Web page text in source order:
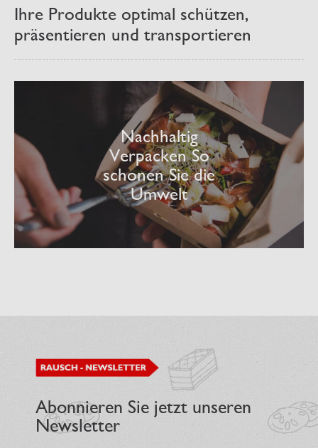
Ihre Produkte optimal schützen,
präsentieren und transportieren
Nachhaltig
Verpacken So
schonen Sie die
Umwelt
Abonnieren Sie jetzt unseren
Newsletter